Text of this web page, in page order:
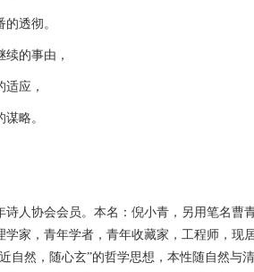
透彻。
续的事由，
应，
略。
诗人协会会员。本名：倪小青，另用笔名曹
学家，青年学者，青年收藏家，工程师，现
自然，随心玄”的哲学思想，本性随自然与